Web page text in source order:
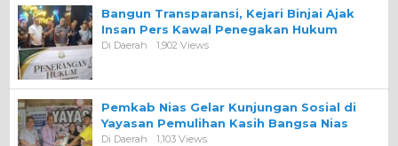
Bangun Transparansi, Kejari Binjai Ajak
Insan Pers Kawal Penegakan Hukum
Di Daerah 1,902 Views
Pemkab Nias Gelar Kunjungan Sosial di
Yayasan Pemulihan Kasih Bangsa Nias
Di Daerah 1,103 Views